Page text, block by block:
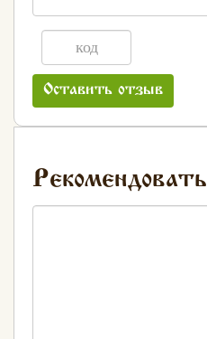
Оставить отзыв
Рекомендовать